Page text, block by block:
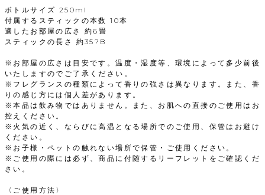
ボトルサイズ 250ml
付属するスティックの本数 10本
適したお部屋の広さ 約6畳
スティックの長さ 約35?B
※お部屋の広さは目安です。温度・湿度等、環境によって多少前後
いたしますのでご了承ください。
※フレグランスの種類によって香りの強さは異なります。また、香
りの感じ方には個人差があります。
※本品は飲み物ではありません。また、お肌への直接のご使用はお
控えください。
※火気の近く、ならびに高温となる場所でのご使用、保管はお避け
ください。
※お子様・ペットの触れない場所で保管・ご使用ください。
※ご使用の際には必ず、商品に付随するリーフレットをご確認くだ
さい。
〈ご使用方法〉